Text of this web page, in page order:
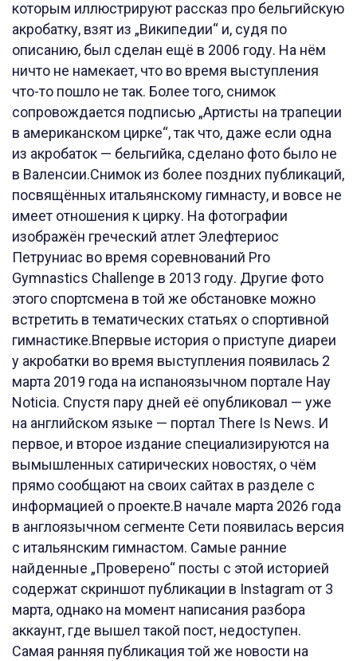
которым иллюстрируют рассказ про бельгийскую
акробатку, взят из „Википедии“ и, судя по
описанию, был сделан ещё в 2006 году. На нём
ничто не намекает, что во время выступления
что-то пошло не так. Более того, снимок
сопровождается подписью „Артисты на трапеции
в американском цирке“, так что, даже если одна
из акробаток — бельгийка, сделано фото было не
в Валенсии.Снимок из более поздних публикаций,
посвящённых итальянскому гимнасту, и вовсе не
имеет отношения к цирку. На фотографии
изображён греческий атлет Элефтериос
Петруниас во время соревнований Pro
Gymnastics Challenge в 2013 году. Другие фото
этого спортсмена в той же обстановке можно
встретить в тематических статьях о спортивной
гимнастике.Впервые история о приступе диареи
у акробатки во время выступления появилась 2
марта 2019 года на испаноязычном портале Hay
Noticia. Спустя пару дней её опубликовал — уже
на английском языке — портал There Is News. И
первое, и второе издание специализируются на
вымышленных сатирических новостях, о чём
прямо сообщают на своих сайтах в разделе с
информацией о проекте.В начале марта 2026 года
в англоязычном сегменте Сети появилась версия
с итальянским гимнастом. Самые ранние
найденные „Проверено“ посты с этой историей
содержат скриншот публикации в Instagram от 3
марта, однако на момент написания разбора
аккаунт, где вышел такой пост, недоступен.
Самая ранняя публикация той же новости на